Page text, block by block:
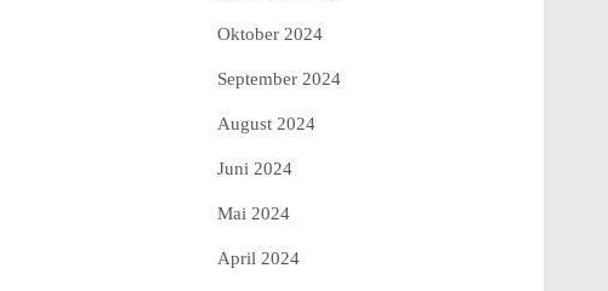
Oktober 2024
September 2024
August 2024
Juni 2024
Mai 2024
April 2024